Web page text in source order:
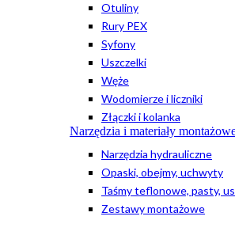
Otuliny
Rury PEX
Syfony
Uszczelki
Węże
Wodomierze i liczniki
Złączki i kolanka
Narzędzia i materiały
Narzędzia hydrauliczne
Opaski, obejmy, uchwyty
Taśmy teflonowe, pasty,
Zestawy montażowe